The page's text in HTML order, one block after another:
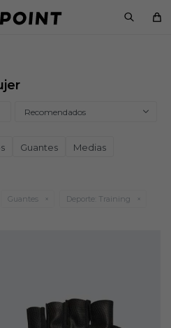
Recomendados
Guantes
Medias
Guantes Deporte: Training